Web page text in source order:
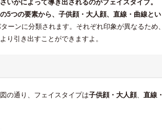
5つの要素から、子供顔・大人顔、直線・曲線とい
ーンに分類されます。それぞれ印象が異なるため、
引き出すことができますよ。
の通り、フェイスタイプは子供顔・大人顔、 直線・